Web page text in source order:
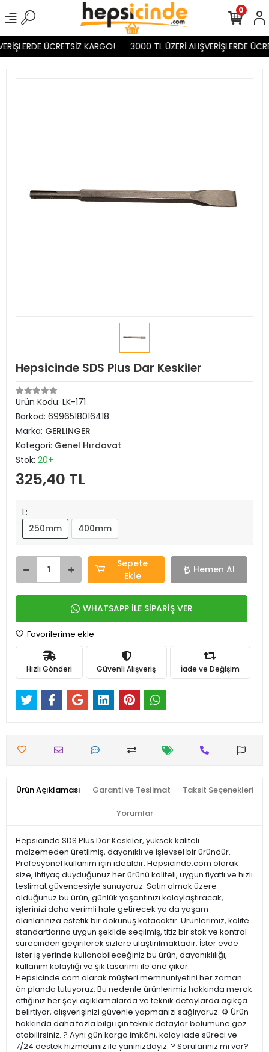
ÜCRETSİZ KARGO! 3000 TL ÜZERİ ALIŞVERİŞLERDE
0
Hepsicinde SDS Plus Dar Keskiler
Ürün Kodu: LK-171
Barkod: 6996518016418
Marka: GERLINGER
Kategori: Genel Hırdavat
Stok: 20+
325,40 TL
L:
250mm
400mm
Sepete
Ekle
Hemen Al
WHATSAPP İLE SİPARİŞ VER
Favorilerime ekle
Hızlı Gönderi Güvenli Alışveriş İade ve Değişim
Ürün Açıklaması Garanti ve Teslimat Taksit Seçenekleri
Yorumlar
Hepsicinde SDS Plus Dar Keskiler, yüksek kaliteli
malzemeden üretilmiş, dayanıklı ve işlevsel bir üründür.
Profesyonel kullanım için idealdir. Hepsicinde.com olarak
size, ihtiyaç duyduğunuz her ürünü kaliteli, uygun fiyatlı ve hızlı
teslimat güvencesiyle sunuyoruz. Satın almak üzere
olduğunuz bu ürün, günlük yaşantınızı kolaylaştıracak,
işlerinizi daha verimli hale getirecek ya da yaşam
alanlarınıza estetik bir dokunuş katacaktır. Ürünlerimiz, kalite
standartlarına uygun şekilde seçilmiş, titiz bir stok ve kontrol
sürecinden geçirilerek sizlere ulaştırılmaktadır. İster evde
ister iş yerinde kullanabileceğiniz bu ürün, dayanıklılığı,
kullanım kolaylığı ve şık tasarımı ile öne çıkar.
Hepsicinde.com olarak müşteri memnuniyetini her zaman
ön planda tutuyoruz. Bu nedenle ürünlerimiz hakkında merak
ettiğiniz her şeyi açıklamalarda ve teknik detaylarda açıkça
belirtiyor, alışverişinizi güvenle yapmanızı sağlıyoruz. ⚙️ Ürün
hakkında daha fazla bilgi için teknik detaylar bölümüne göz
atabilirsiniz. ? Aynı gün kargo imkânı, kolay iade süreci ve
7/24 destek hizmetimiz ile yanınızdayız. ? Sorularınız mı var?